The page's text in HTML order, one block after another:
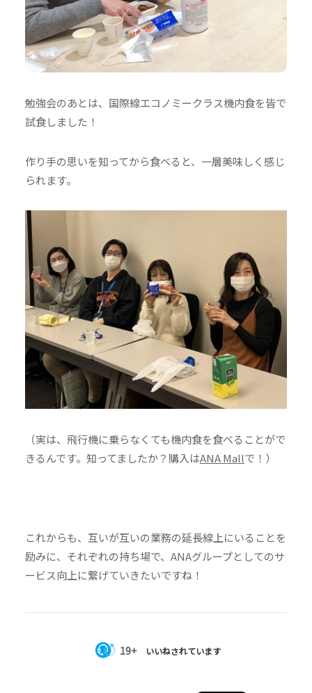
勉強会のあとは、国際線エコノミークラス機内食を皆で
試食しました！
作り手の思いを知ってから食べると、一層美味しく感じ
られます。
（実は、飛行機に乗らなくても機内食を食べることがで
きるんです。知ってましたか？購入はANA Mallで！）
これからも、互いが互いの業務の延長線上にいることを
励みに、それぞれの持ち場で、ANAグループとしてのサ
ービス向上に繋げていきたいですね！
19+ いいねされています